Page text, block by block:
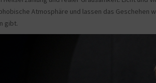
Atmosphäre und lassen das Geschehen
gibt.